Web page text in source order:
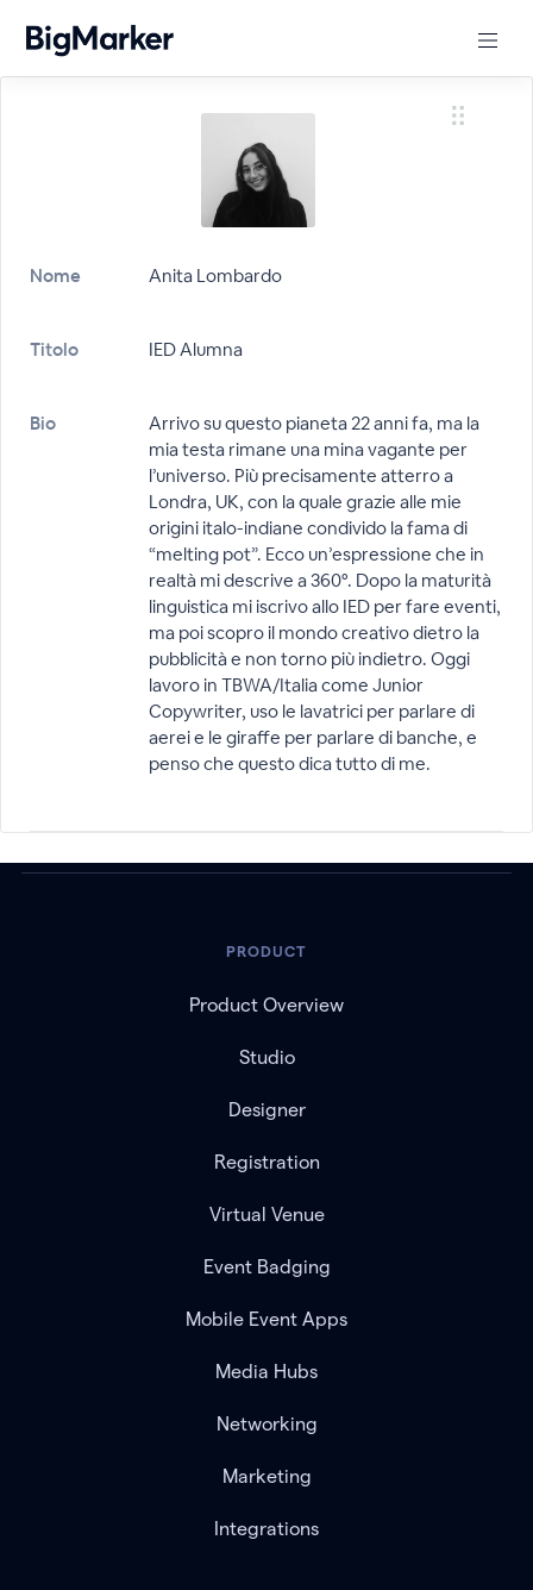
Nome Anita Lombardo
Titolo IED Alumna
Bio
Arrivo su questo pianeta 22 anni fa, ma la
mia testa rimane una mina vagante per
l’universo. Più precisamente atterro a
Londra, UK, con la quale grazie alle mie
origini italo-indiane condivido la fama di
“melting pot”. Ecco un’espressione che in
realtà mi descrive a 360°. Dopo la maturità
linguistica mi iscrivo allo IED per fare eventi,
ma poi scopro il mondo creativo dietro la
pubblicità e non torno più indietro. Oggi
lavoro in TBWA/Italia come Junior
Copywriter, uso le lavatrici per parlare di
aerei e le giraffe per parlare di banche, e
penso che questo dica tutto di me.
PRODUCT
Product Overview
Studio
Designer
Registration
Virtual Venue
Event Badging
Mobile Event Apps
Media Hubs
Networking
Marketing
Integrations